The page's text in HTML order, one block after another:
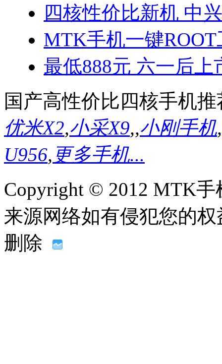
四核性价比新机 中
MTK手机一键
最低888元 六一后上
国产高性价比四核手机推
优米X2,小采X9,,小刚手机,
U956, 更多手机...
Copyright © 2012 MTK
来源网络如有侵犯您的
删除